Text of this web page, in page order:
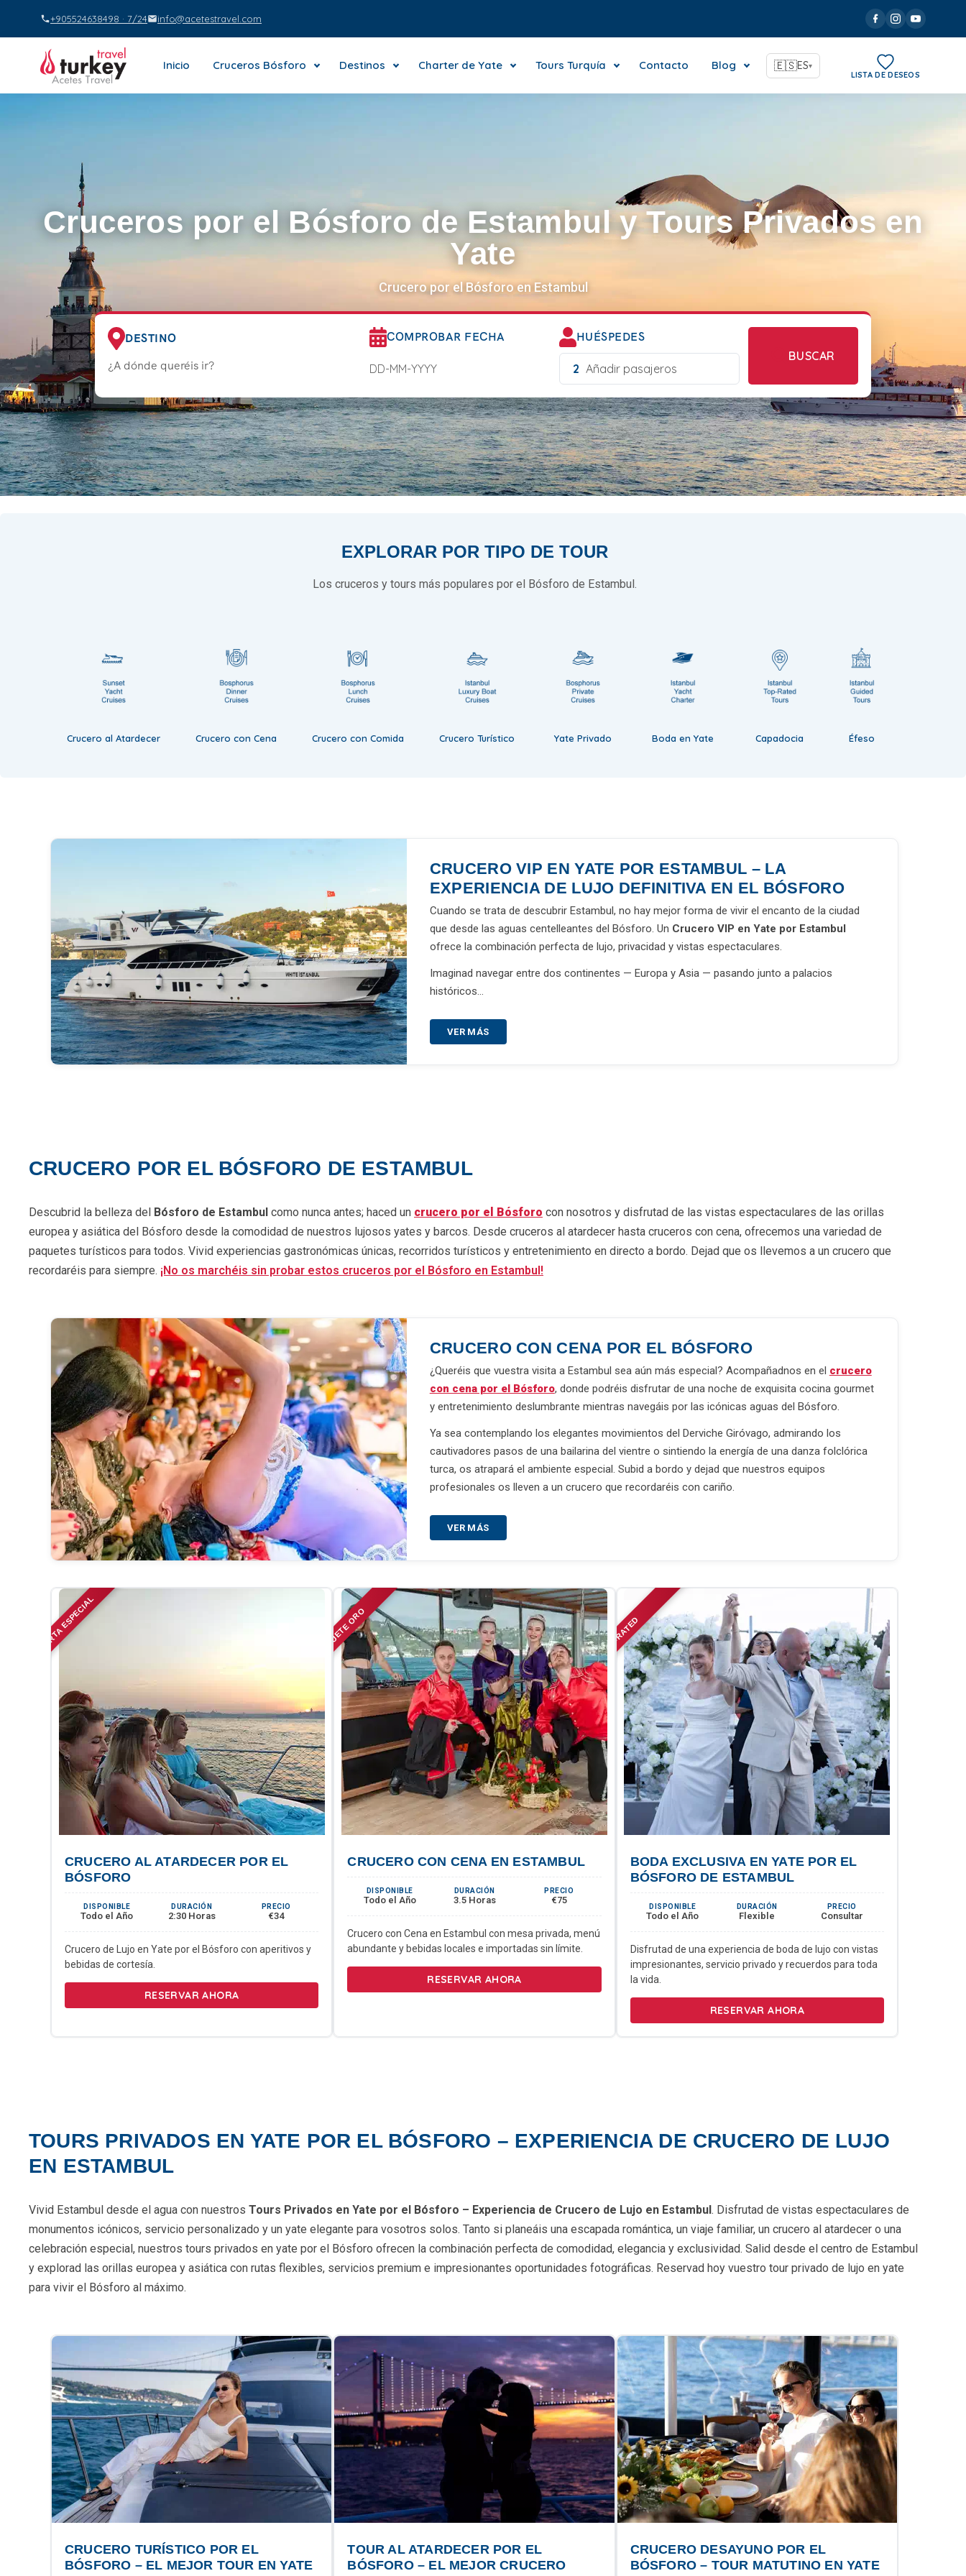
+905524638498 · 7/24 info@acetestravel.com
Inicio Cruceros Bósforo Destinos Charter de Yate Tours Turquía Contacto Blog 🇪🇸ES▾
LISTA DE DESEOS
Cruceros por el Bósforo de Estambul y Tours Privados en
Yate
Crucero por el Bósforo en Estambul
DESTINO
¿A dónde queréis ir?
COMPROBAR FECHA HUÉSPEDES
2 Añadir pasajeros
BUSCAR
EXPLORAR POR TIPO DE TOUR
Los cruceros y tours más populares por el Bósforo de Estambul.
Crucero al Atardecer Crucero con Cena Crucero con Comida Crucero Turístico Yate Privado Boda en Yate Capadocia Éfeso
CRUCERO VIP EN YATE POR ESTAMBUL – LA
EXPERIENCIA DE LUJO DEFINITIVA EN EL BÓSFORO
Cuando se trata de descubrir Estambul, no hay mejor forma de vivir el encanto de la ciudad
que desde las aguas centelleantes del Bósforo. Un Crucero VIP en Yate por Estambul
ofrece la combinación perfecta de lujo, privacidad y vistas espectaculares.
Imaginad navegar entre dos continentes — Europa y Asia — pasando junto a palacios
históricos…
VER MÁS
CRUCERO POR EL BÓSFORO DE ESTAMBUL
Descubrid la belleza del Bósforo de Estambul como nunca antes; haced un crucero por el Bósforo con nosotros y disfrutad de las vistas espectaculares de las orillas
europea y asiática del Bósforo desde la comodidad de nuestros lujosos yates y barcos. Desde cruceros al atardecer hasta cruceros con cena, ofrecemos una variedad de
paquetes turísticos para todos. Vivid experiencias gastronómicas únicas, recorridos turísticos y entretenimiento en directo a bordo. Dejad que os llevemos a un crucero que
recordaréis para siempre. ¡No os marchéis sin probar estos cruceros por el Bósforo en Estambul!
CRUCERO CON CENA POR EL BÓSFORO
¿Queréis que vuestra visita a Estambul sea aún más especial? Acompañadnos en el crucero
con cena por el Bósforo, donde podréis disfrutar de una noche de exquisita cocina gourmet
y entretenimiento deslumbrante mientras navegáis por las icónicas aguas del Bósforo.
Ya sea contemplando los elegantes movimientos del Derviche Giróvago, admirando los
cautivadores pasos de una bailarina del vientre o sintiendo la energía de una danza folclórica
turca, os atrapará el ambiente especial. Subid a bordo y dejad que nuestros equipos
profesionales os lleven a un crucero que recordaréis con cariño.
VER MÁS
OFERTA ESPECIAL
CRUCERO AL ATARDECER POR EL
BÓSFORO
DISPONIBLE
Todo el Año
DURACIÓN
2:30 Horas
PRECIO
€34
Crucero de Lujo en Yate por el Bósforo con aperitivos y
bebidas de cortesía.
RESERVAR AHORA
PAQUETE ORO
CRUCERO CON CENA EN ESTAMBUL
DISPONIBLE
Todo el Año
DURACIÓN
3.5 Horas
PRECIO
€75
Crucero con Cena en Estambul con mesa privada, menú
abundante y bebidas locales e importadas sin límite.
RESERVAR AHORA
TOP-RATED
BODA EXCLUSIVA EN YATE POR EL
BÓSFORO DE ESTAMBUL
DISPONIBLE
Todo el Año
DURACIÓN
Flexible
PRECIO
Consultar
Disfrutad de una experiencia de boda de lujo con vistas
impresionantes, servicio privado y recuerdos para toda
la vida.
RESERVAR AHORA
TOURS PRIVADOS EN YATE POR EL BÓSFORO – EXPERIENCIA DE CRUCERO DE LUJO
EN ESTAMBUL
Vivid Estambul desde el agua con nuestros Tours Privados en Yate por el Bósforo – Experiencia de Crucero de Lujo en Estambul. Disfrutad de vistas espectaculares de
monumentos icónicos, servicio personalizado y un yate elegante para vosotros solos. Tanto si planeáis una escapada romántica, un viaje familiar, un crucero al atardecer o una
celebración especial, nuestros tours privados en yate por el Bósforo ofrecen la combinación perfecta de comodidad, elegancia y exclusividad. Salid desde el centro de Estambul
y explorad las orillas europea y asiática con rutas flexibles, servicios premium e impresionantes oportunidades fotográficas. Reservad hoy vuestro tour privado de lujo en yate
para vivir el Bósforo al máximo.
CRUCERO TURÍSTICO POR EL
BÓSFORO – EL MEJOR TOUR EN YATE
TOUR AL ATARDECER POR EL
BÓSFORO – EL MEJOR CRUCERO
CRUCERO DESAYUNO POR EL
BÓSFORO – TOUR MATUTINO EN YATE